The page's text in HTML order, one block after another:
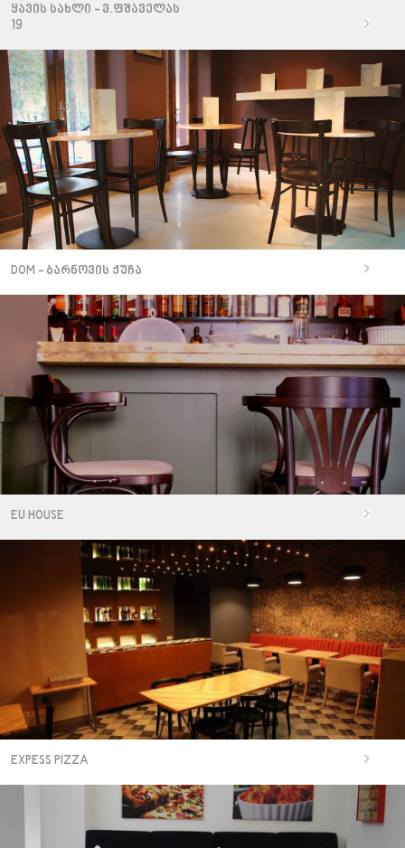
ყავის სახლი - ვ.ფშაველას
19
DOM - ბარნოვის ქუჩა
EU HOUSE
EXPESS PIZZA